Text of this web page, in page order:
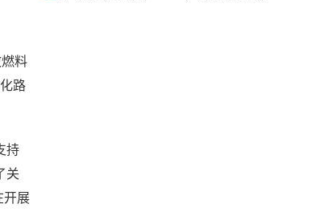
料
路
持
关
开展